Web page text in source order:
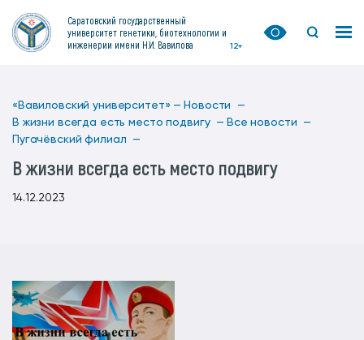
Саратовский государственный
университет генетики, биотехнологии и
инженерии имени Н.И. Вавилова
12+
«Вавиловский университет» — Новости —
В жизни всегда есть место подвигу — Все новости —
Пугачёвский филиал —
В жизни всегда есть место подвигу
14.12.2023